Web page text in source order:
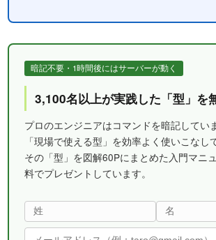
暗記不要・1時間後にはサーバーが動く
3,100名以上が実践した「型」を
プロのエンジニアはコマンドを暗記してい
「現場で使える型」を効率よく使いこなし
その「型」を図解60Pにまとめた入門マニ
料でプレゼントしています。